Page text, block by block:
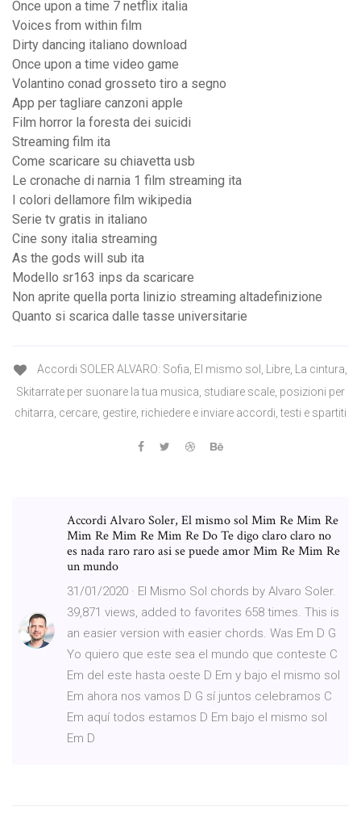
Once upon a time 7 netflix italia
Voices from within film
Dirty dancing italiano download
Once upon a time video game
Volantino conad grosseto tiro a segno
App per tagliare canzoni apple
Film horror la foresta dei suicidi
Streaming film ita
Come scaricare su chiavetta usb
Le cronache di narnia 1 film streaming ita
I colori dellamore film wikipedia
Serie tv gratis in italiano
Cine sony italia streaming
As the gods will sub ita
Modello sr163 inps da scaricare
Non aprite quella porta linizio streaming altadefinizione
Quanto si scarica dalle tasse universitarie
Accordi SOLER ALVARO: Sofia, El mismo sol, Libre, La cintura,
Skitarrate per suonare la tua musica, studiare scale, posizioni per
chitarra, cercare, gestire, richiedere e inviare accordi, testi e spartiti
Accordi Alvaro Soler, El mismo sol Mim Re Mim Re
Mim Re Mim Re Mim Re Do Te digo claro claro no
es nada raro raro asi se puede amor Mim Re Mim Re
un mundo
31/01/2020 · El Mismo Sol chords by Alvaro Soler.
39,871 views, added to favorites 658 times. This is
an easier version with easier chords. Was Em D G
Yo quiero que este sea el mundo que conteste C
Em del este hasta oeste D Em y bajo el mismo sol
Em ahora nos vamos D G sí juntos celebramos C
Em aquí todos estamos D Em bajo el mismo sol
Em D